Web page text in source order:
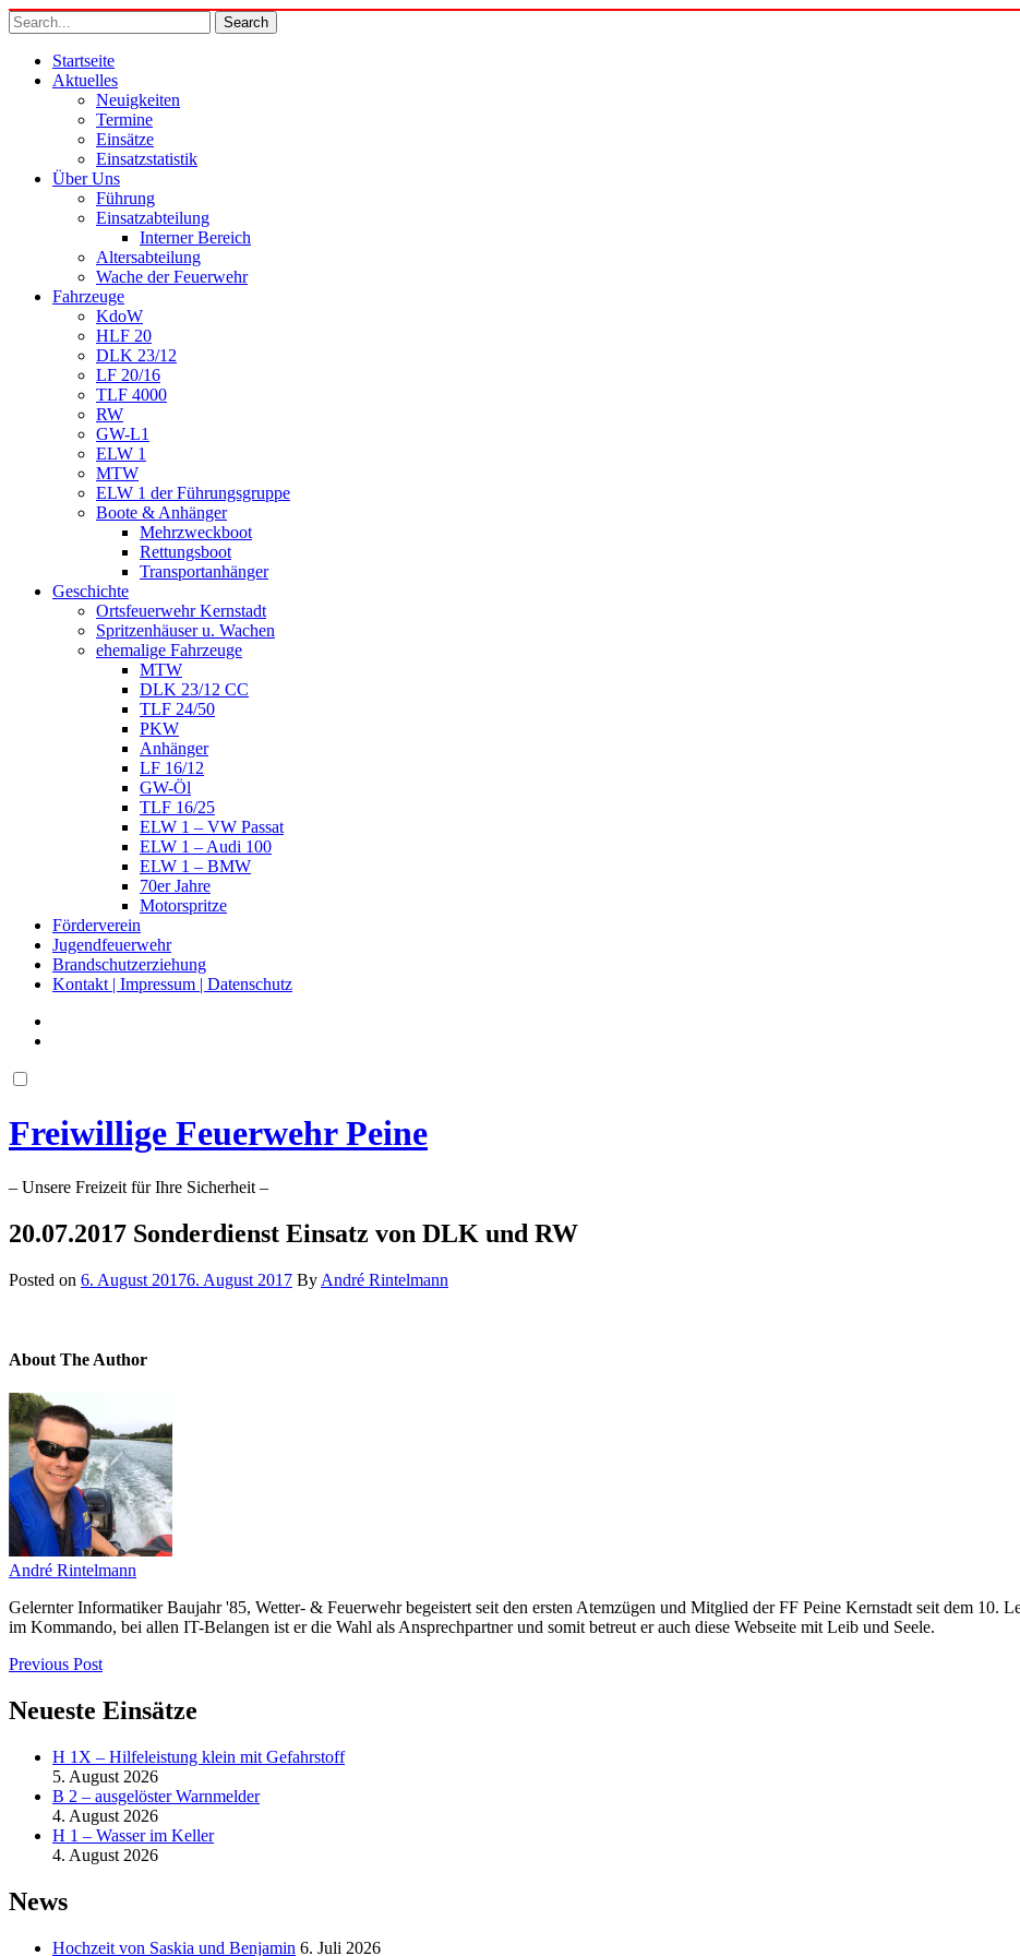
Startseite
Aktuelles
Neuigkeiten
Termine
Einsätze
Einsatzstatistik
Über Uns
Führung
Einsatzabteilung
Interner Bereich
Altersabteilung
Wache der Feuerwehr
Fahrzeuge
KdoW
HLF 20
DLK 23/12
LF 20/16
TLF 4000
RW
GW-L1
ELW 1
MTW
ELW 1 der Führungsgruppe
Boote & Anhänger
Mehrzweckboot
Rettungsboot
Transportanhänger
Geschichte
Ortsfeuerwehr Kernstadt
Spritzenhäuser u. Wachen
ehemalige Fahrzeuge
MTW
DLK 23/12 CC
TLF 24/50
PKW
Anhänger
LF 16/12
GW-Öl
TLF 16/25
ELW 1 – VW Passat
ELW 1 – Audi 100
ELW 1 – BMW
70er Jahre
Motorspritze
Förderverein
Jugendfeuerwehr
Brandschutzerziehung
Kontakt | Impressum | Datenschutz
Freiwillige Feuerwehr Peine
– Unsere Freizeit für Ihre Sicherheit –
20.07.2017 Sonderdienst Einsatz von DLK und RW
Posted on 6. August 20176. August 2017 By André Rintelmann
About The Author
André Rintelmann
Gelernter Informatiker Baujahr '85, Wetter- & Feuerwehr begeistert seit den ersten Atemzügen und Mitglied der FF Peine Kernstadt seit dem 10.
im Kommando, bei allen IT-Belangen ist er die Wahl als Ansprechpartner und somit betreut er auch diese Webseite mit Leib und Seele.
Previous Post
Neueste Einsätze
H 1X – Hilfeleistung klein mit Gefahrstoff
5. August 2026
B 2 – ausgelöster Warnmelder
4. August 2026
H 1 – Wasser im Keller
4. August 2026
News
Hochzeit von Saskia und Benjamin 6. Juli 2026